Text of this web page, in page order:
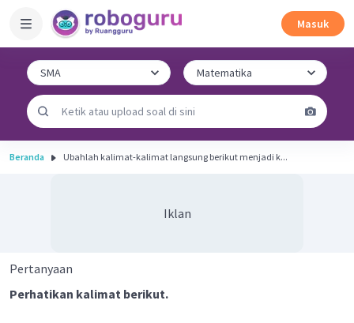
Masuk
Beranda Ubahlah kalimat-kalimat langsung berikut menjadi k...
Iklan
Pertanyaan
Perhatikan kalimat berikut.